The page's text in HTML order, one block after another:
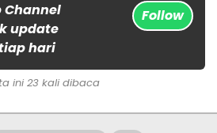
Channel
update
hari
Follow
ini 23 kali dibaca